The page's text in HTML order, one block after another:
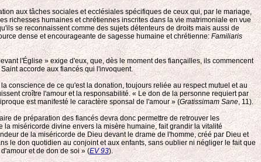
aux tâches sociales et ecclésiales spécifiques de ceux qui, par le mariage,
richesses humaines et chrétiennes inscrites dans la vie matrimoniale en vue
se reconnaissent comme des sujets détenteurs de droits mais aussi de
dense et encourageante de sagesse humaine et chrétienne: Familiaris
l'Église » exige d'eux, que, dès le moment des fiançailles, ils commencent
accorde aux fiancés qui l'invoquent.
conscience de ce qu'est la donation, toujours reliée au respect mutuel et au
croître l'amour et la responsabilité. « Le don de la personne requiert par
est manifesté le caractère sponsal de l'amour » (Gratissimam Sane, 11).
de préparation des fiancés devra donc permettre de retrouver les
miséricorde divine envers la misère humaine, fait grandir la vitalité
de la miséricorde de Dieu devant le drame de l'homme, créé par Dieu et
le don quotidien au conjoint et aux enfants, sans oublier ni négliger le fait que
et de don de soi » (EV 93).